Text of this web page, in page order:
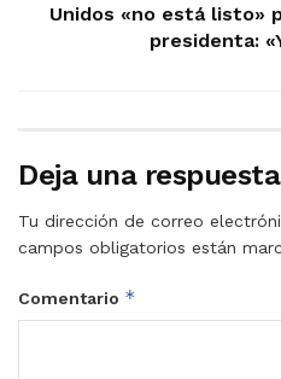
Unidos «no está listo»
presidenta:
Deja una respuesta
Tu dirección de correo
campos obligatorios están
Comentario *